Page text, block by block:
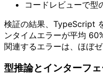
コードレビューで型
検証の結果、TypeScript
ンタイムエラーが平均
関連するエラーは、ほぼゼ
型推論とインターフ